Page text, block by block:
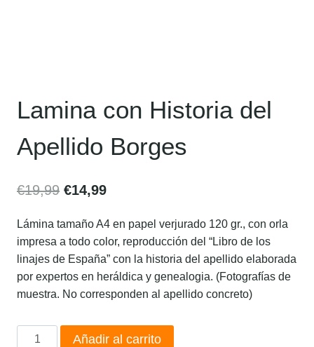
Lamina con Historia del
Apellido Borges
€19,99 €14,99
Lámina tamaño A4 en papel verjurado 120 gr., con orla
impresa a todo color, reproducción del “Libro de los
linajes de España” con la historia del apellido elaborada
por expertos en heráldica y genealogia. (Fotografías de
muestra. No corresponden al apellido concreto)
Añadir al carrito